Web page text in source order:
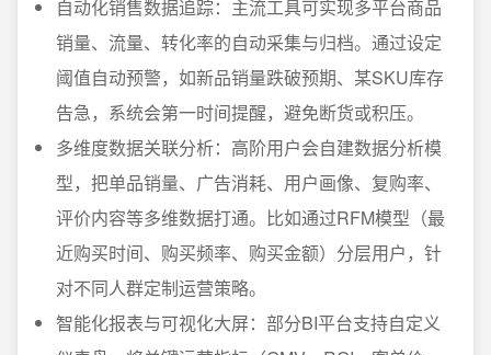
自动化销售数据追踪：主流工具可实现多平台商品
销量、流量、转化率的自动采集与归档。通过设定
阈值自动预警，如新品销量跌破预期、某SKU库存
告急，系统会第一时间提醒，避免断货或积压。
多维度数据关联分析：高阶用户会自建数据分析模
型，把单品销量、广告消耗、用户画像、复购率、
评价内容等多维数据打通。比如通过RFM模型（最
近购买时间、购买频率、购买金额）分层用户，针
对不同人群定制运营策略。
智能化报表与可视化大屏：部分BI平台支持自定义